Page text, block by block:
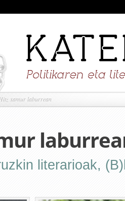
xamur laburrean
literarioak,